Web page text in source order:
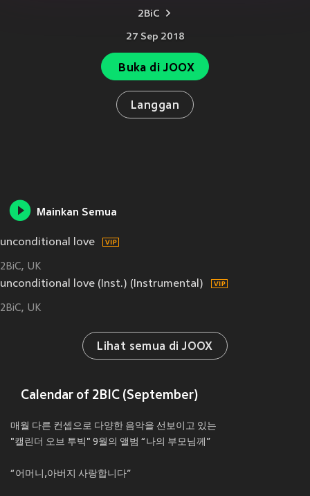
2BiC
27 Sep 2018
Buka di JOOX
Langgan
Mainkan Semua
unconditional love
2BiC UK
unconditional love (Inst.) (Instrumental)
2BiC UK
Lihat semua di JOOX
Calendar of 2BIC (September)
매월 다른 컨셉으로 다양한 음악을 선보이고 있는
"캘린더 오브 투빅" 9월의 앨범 “나의 부모님께”
“어머니,아버지 사랑합니다”